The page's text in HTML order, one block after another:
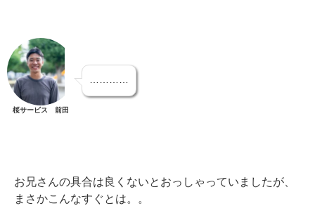
桜サービス 前田
お兄さんの具合は良くないとおっしゃっていましたが、
まさかこんなすぐとは。。